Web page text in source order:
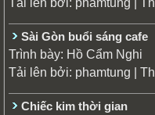
phamtung
Sài Gòn buổi sáng cafe
Trình bày: Hồ Cẩm Nghi
Tải lên bởi: phamtung |
Chiếc kim thời gian